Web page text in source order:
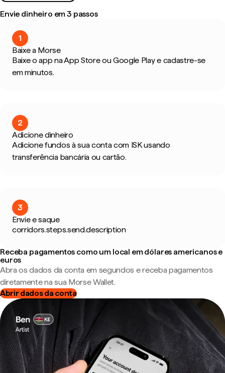
Envie dinheiro em 3 passos
1
Baixe a Morse
Baixe o app na App Store ou Google Play e cadastre-se
em minutos.
2
Adicione dinheiro
Adicione fundos à sua conta com ISK usando
transferência bancária ou cartão.
3
Envie e saque
corridors.steps.send.description
Receba pagamentos como um local em dólares americanos e
euros
Abra os dados da conta em segundos e receba pagamentos
diretamente na sua Morse Wallet.
Abrir dados da conta